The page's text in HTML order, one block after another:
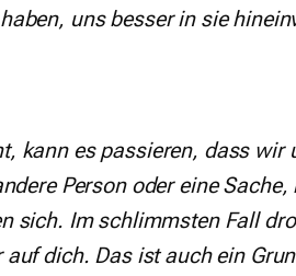
uns besser in sie
kann es passieren, dass wir
Person oder eine
sich. Im schlimmsten Fall
dich. Das ist auch ein